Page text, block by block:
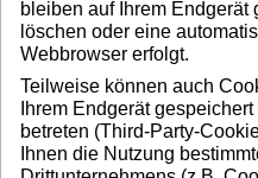
bleiben auf Ihrem
löschen oder eine
Webbrowser erfolgt.
Teilweise können auch
Ihrem Endgerät
betreten (Third-Party-
Ihnen die Nutzung